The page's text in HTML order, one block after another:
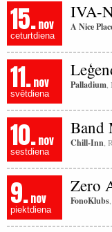
15.nov
ceturtdiena
IVA-
A Nice
11.nov
svētdiena
Palladium
10.nov
sestdiena
Band
Chill-Inn ,
9.nov
piektdiena
Zero
FonoKlubs